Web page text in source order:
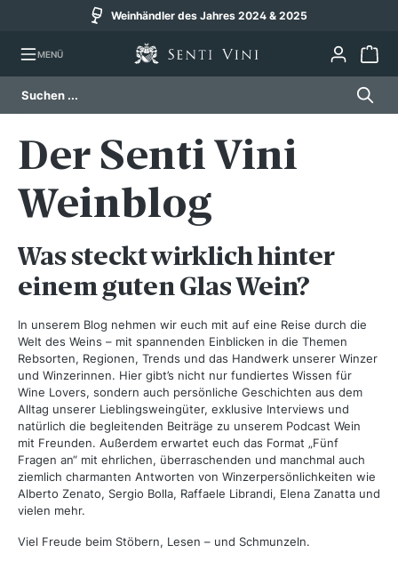
Weinhändler des Jahres 2024 & 2025
MENÜ
Der Senti Vini
Weinblog
Was steckt wirklich hinter
einem guten Glas Wein?
In unserem Blog nehmen wir euch mit auf eine Reise durch die
Welt des Weins – mit spannenden Einblicken in die Themen
Rebsorten, Regionen, Trends und das Handwerk unserer Winzer
und Winzerinnen. Hier gibt’s nicht nur fundiertes Wissen für
Wine Lovers, sondern auch persönliche Geschichten aus dem
Alltag unserer Lieblingsweingüter, exklusive Interviews und
natürlich die begleitenden Beiträge zu unserem Podcast Wein
mit Freunden. Außerdem erwartet euch das Format „Fünf
Fragen an“ mit ehrlichen, überraschenden und manchmal auch
ziemlich charmanten Antworten von Winzerpersönlichkeiten wie
Alberto Zenato, Sergio Bolla, Raffaele Librandi, Elena Zanatta und
vielen mehr.
Viel Freude beim Stöbern, Lesen – und Schmunzeln.